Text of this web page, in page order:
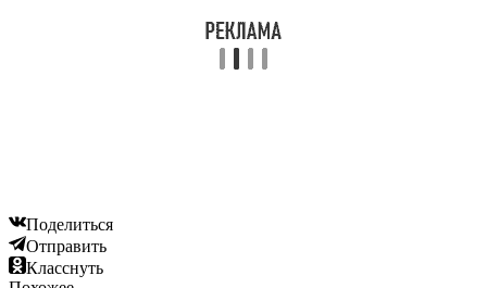
Поделиться
Отправить
Класснуть